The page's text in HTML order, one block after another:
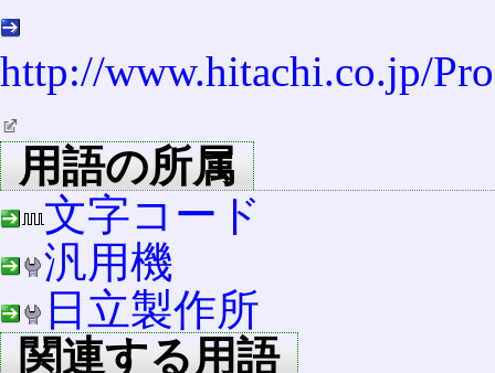
http://www.hitachi.co.jp/
用語の所属
文字コード
汎用機
日立製作所
関連する用語